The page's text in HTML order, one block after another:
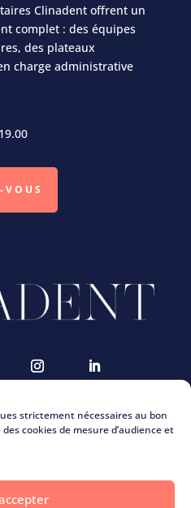
strictement nécessaires au bon
cookies de mesure d’audience et
Clinadent offrent un
complet : des équipes
des plateaux
charge administrative
VOUS